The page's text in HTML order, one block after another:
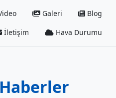
Galeri
Blog
İletişim Hava Durumu